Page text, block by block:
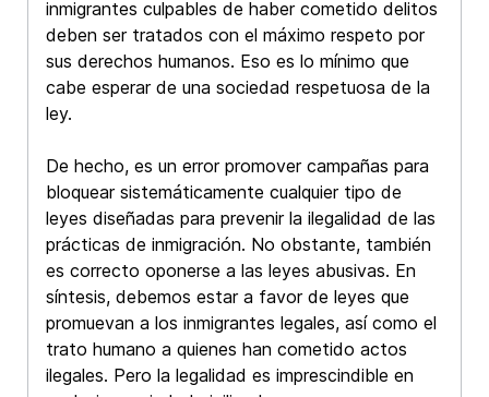
inmigrantes culpables de haber cometido delitos
deben ser tratados con el máximo respeto por
sus derechos humanos. Eso es lo mínimo que
cabe esperar de una sociedad respetuosa de la
ley.
De hecho, es un error promover campañas para
bloquear sistemáticamente cualquier tipo de
leyes diseñadas para prevenir la ilegalidad de las
prácticas de inmigración. No obstante, también
es correcto oponerse a las leyes abusivas. En
síntesis, debemos estar a favor de leyes que
promuevan a los inmigrantes legales, así como el
trato humano a quienes han cometido actos
ilegales. Pero la legalidad es imprescindible en